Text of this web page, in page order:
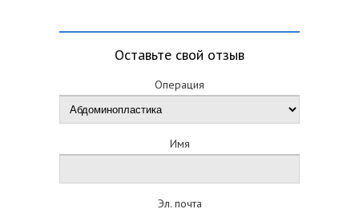
Оставьте свой отзыв
Операция
Имя
Эл. почта